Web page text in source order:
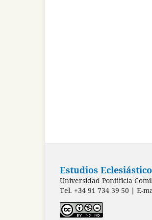
Estudios
Universidad Pontificia
Tel. +34 91 734 39 50 | E-